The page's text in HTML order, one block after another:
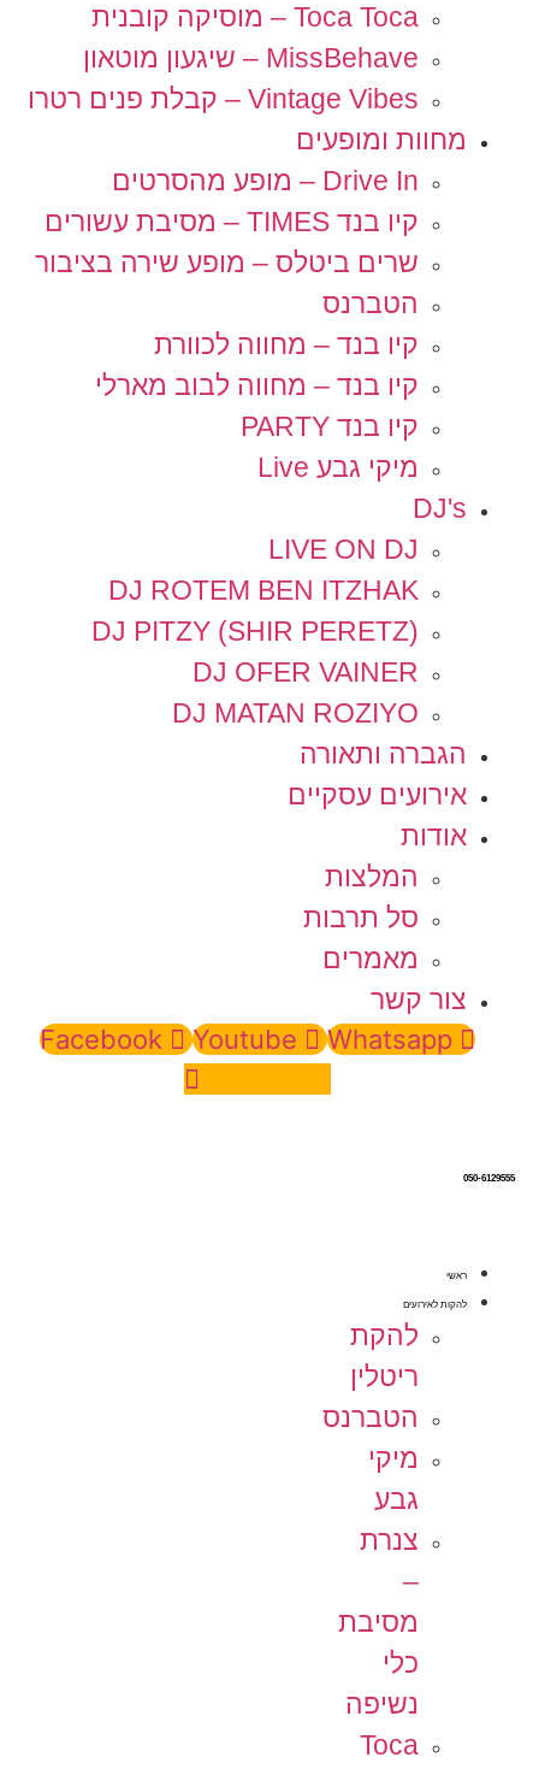
Toca Toca – מוסיקה קובנית
MissBehave – שיגעון מוטאון
Vintage Vibes – קבלת פנים רטרו
מחוות ומופעים
Drive In – מופע מהסרטים
קיו בנד TIMES – מסיבת עשורים
שרים ביטלס – מופע שירה בציבור
הטברנס
קיו בנד – מחווה לכוורת
קיו בנד – מחווה לבוב מארלי
קיו בנד PARTY
מיקי גבע Live
DJ's
LIVE ON DJ
DJ ROTEM BEN ITZHAK
DJ PITZY (SHIR PERETZ)
DJ OFER VAINER
DJ MATAN ROZIYO
הגברה ותאורה
אירועים עסקיים
אודות
המלצות
סל תרבות
מאמרים
צור קשר
Facebook
Youtube
Whatsapp
050-6129555
ראשי
להקות לאירועים
להקת
ריטלין
הטברנס
מיקי
גבע
צנרת
–
מסיבת
כלי
נשיפה
Toca